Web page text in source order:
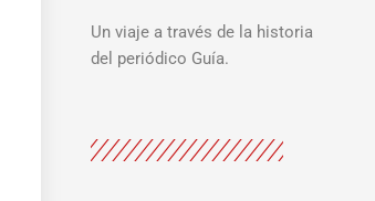
Un viaje a través de la historia
del periódico Guía.